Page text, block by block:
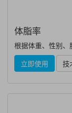
体脂率
根据体重、性别、
立即使用
技